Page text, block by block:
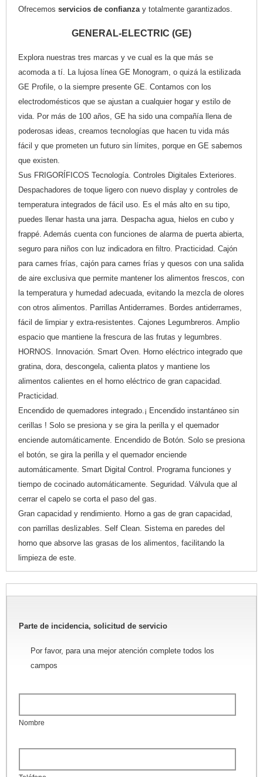
Ofrecemos servicios de confianzay totalmente garantizados.
GENERAL-ELECTRIC (GE)
Explora nuestras tres marcas y ve cual es la que más se
acomoda a tí. La lujosa línea GE Monogram, o quizá la estilizada
GE Profile, o la siempre presente GE. Contamos con los
electrodomésticos que se ajustan a cualquier hogar y estilo de
vida. Por más de 100 años, GE ha sido una compañía llena de
poderosas ideas, creamos tecnologías que hacen tu vida más
fácil y que prometen un futuro sin límites, porque en GE sabemos
que existen.
Sus FRIGORÍFICOS Tecnología. Controles Digitales Exteriores.
Despachadores de toque ligero con nuevo display y controles de
temperatura integrados de fácil uso. Es el más alto en su tipo,
puedes llenar hasta una jarra. Despacha agua, hielos en cubo y
frappé. Además cuenta con funciones de alarma de puerta abierta,
seguro para niños con luz indicadora en filtro. Practicidad. Cajón
para carnes frías, cajón para carnes frías y quesos con una salida
de aire exclusiva que permite mantener los alimentos frescos, con
la temperatura y humedad adecuada, evitando la mezcla de olores
con otros alimentos. Parrillas Antiderrames. Bordes antiderrames,
fácil de limpiar y extra-resistentes. Cajones Legumbreros. Amplio
espacio que mantiene la frescura de las frutas y legumbres.
HORNOS. Innovación. Smart Oven. Horno eléctrico integrado que
gratina, dora, descongela, calienta platos y mantiene los
alimentos calientes en el horno eléctrico de gran capacidad.
Practicidad.
Encendido de quemadores integrado.¡ Encendido instantáneo sin
cerillas ! Solo se presiona y se gira la perilla y el quemador
enciende automáticamente. Encendido de Botón. Solo se presiona
el botón, se gira la perilla y el quemador enciende
automáticamente. Smart Digital Control. Programa funciones y
tiempo de cocinado automáticamente. Seguridad. Válvula que al
cerrar el capelo se corta el paso del gas.
Gran capacidad y rendimiento. Horno a gas de gran capacidad,
con parrillas deslizables. Self Clean. Sistema en paredes del
horno que absorve las grasas de los alimentos, facilitando la
limpieza de este.
Parte de incidencia, solicitud de servicio
Por favor, para una mejor atención complete todos los
campos
Nombre